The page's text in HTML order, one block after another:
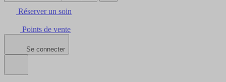
Réserver un soin
Points de vente
Se connecter